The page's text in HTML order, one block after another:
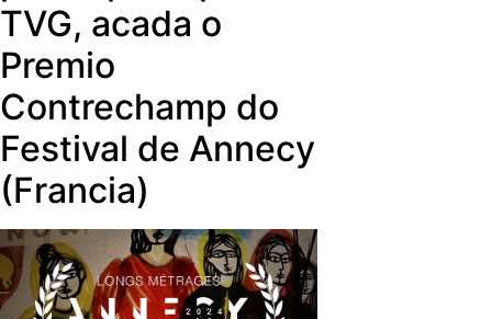
desde xaneiro o seu alcance máis aló
do tradicional consumo a través do
aparello de televisión.
principais televisións intelixentes.
TVG, acada o
Premio
Contrechamp do
Festival de Annecy
(Francia)